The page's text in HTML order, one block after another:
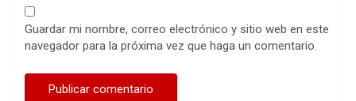
Guardar mi nombre, correo electrónico y sitio web en este
navegador para la próxima vez que haga un comentario.